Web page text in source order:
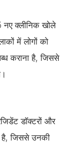
क्लीनिक खोले
में लोगों को
कराना है, जिससे
डॉक्टरों और
है, जिससे उनकी